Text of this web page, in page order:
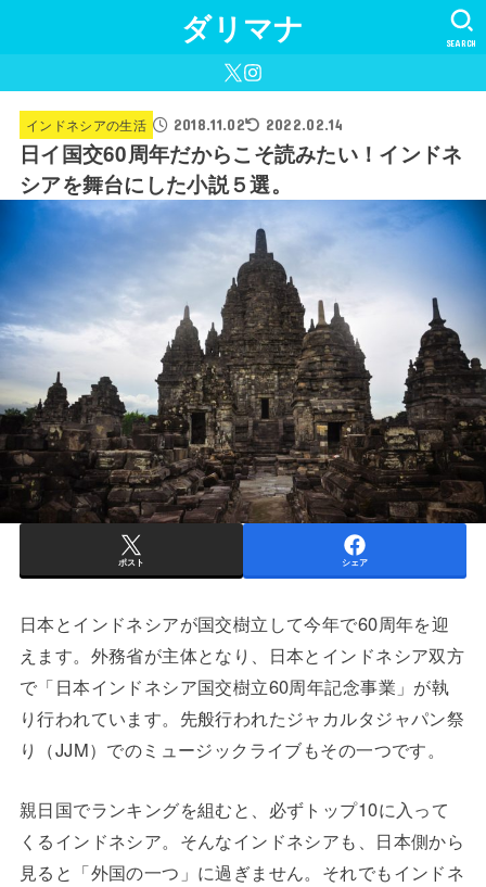
ダリマナ SEARCH
インドネシアの生活 2018.11.02 2022.02.14
日イ国交60周年だからこそ読みたい！インドネ
シアを舞台にした小説５選。
ポスト シェア
日本とインドネシアが国交樹立して今年で60周年を迎
えます。外務省が主体となり、日本とインドネシア双方
で「日本インドネシア国交樹立60周年記念事業」が執
り行われています。先般行われたジャカルタジャパン祭
り（JJM）でのミュージックライブもその一つです。
親日国でランキングを組むと、必ずトップ10に入って
くるインドネシア。そんなインドネシアも、日本側から
見ると「外国の一つ」に過ぎません。それでもインドネ